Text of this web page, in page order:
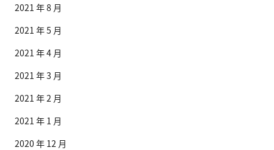
2021 年 8 月
2021 年 5 月
2021 年 4 月
2021 年 3 月
2021 年 2 月
2021 年 1 月
2020 年 12 月